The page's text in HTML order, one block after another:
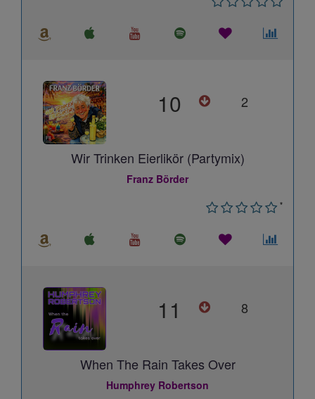
10 2
Wir Trinken Eierlikör (Partymix)
Franz Börder
*
11 8
When The Rain Takes Over
Humphrey Robertson